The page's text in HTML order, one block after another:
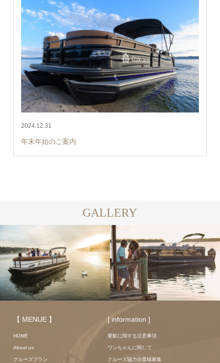
2024.12.31
年末年始のご案内
GALLERY
【 MENUE 】
HOME
About us
クルーズプラン
[ information ]
乗船に関する注意事項
ワンちゃんに関して
クルーズ協力企業様募集